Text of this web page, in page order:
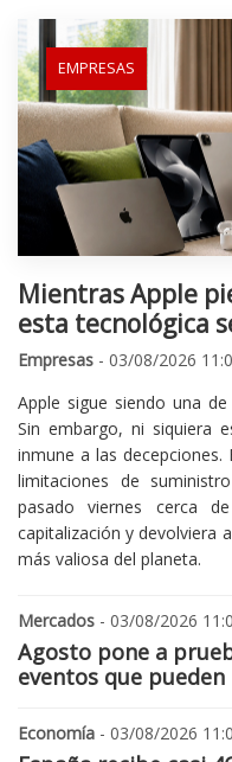
EMPRESAS
Mientras Apple
esta tecnológica
Empresas - 03/08/2026
Apple sigue siendo una
Sin embargo, ni siquiera
inmune a las
limitaciones de
pasado viernes cerca
capitalización y devolviera
más valiosa del planeta.
Mercados - 03/08/2026
Agosto pone a
eventos que
Economía - 03/08/2026